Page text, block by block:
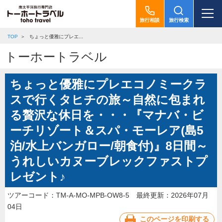
旅行相談 旅行検索
TOP ちょっと優雅にプレエ...
トーホートラベル
ちょっと優雅にプレエコノミークラ
スで行くタヒチの旅～自然に包まれ
る贅沢な休日を・・・『マナバ・ビ
ーチリゾート＆スパ・モーレア(島5
泊/水上バンガロー/朝食付)』8日間～
うれしいカヌーブレックファストプ
レゼント♪
ツアーコード：TM-A-MO-MPB-OW8-5 最終更新：2026年07月
04日
このページを印刷する